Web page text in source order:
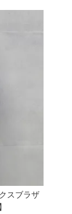
スブラザ